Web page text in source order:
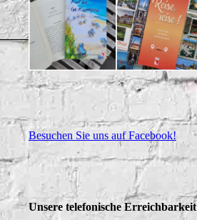
Besuchen Sie uns auf Facebook!
Unsere telefonische Erreichbarkeit